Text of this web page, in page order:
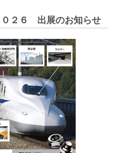
０２６ 出展のお知らせ